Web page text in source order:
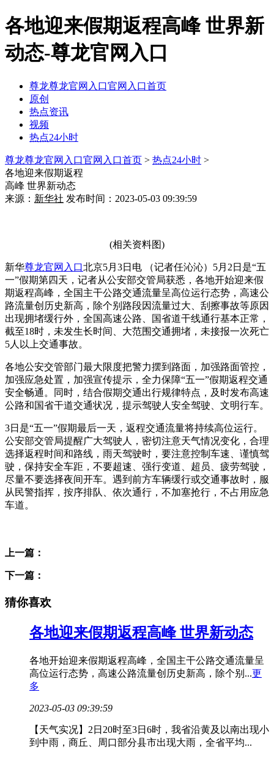
各地迎来假期返程高峰 世界新
动态-尊龙官网入口
尊龙尊龙官网入口官网入口首页
原创
热点资讯
视频
热点24小时
尊龙尊龙官网入口官网入口首页 > 热点24小时 >
各地迎来假期返程
高峰 世界新动态
来源： 新华社 发布时间：2023-05-03 09:39:59
(相关资料图)
新华尊龙官网入口北京5月3日电 （记者任沁沁）5月2日是“五
一”假期第四天，记者从公安部交管局获悉，各地开始迎来假
期返程高峰，全国主干公路交通流量呈高位运行态势，高速公
路流量创历史新高，除个别路段因流量过大、刮擦事故等原因
出现拥堵缓行外，全国高速公路、国省道干线通行基本正常，
截至18时，未发生长时间、大范围交通拥堵，未接报一次死亡
5人以上交通事故。
各地公安交管部门最大限度把警力摆到路面，加强路面管控，
加强应急处置，加强宣传提示，全力保障“五一”假期返程交通
安全畅通。同时，结合假期交通出行规律特点，及时发布高速
公路和国省干道交通状况，提示驾驶人安全驾驶、文明行车。
3日是“五一”假期最后一天，返程交通流量将持续高位运行。
公安部交管局提醒广大驾驶人，密切注意天气情况变化，合理
选择返程时间和路线，雨天驾驶时，要注意控制车速、谨慎驾
驶，保持安全车距，不要超速、强行变道、超员、疲劳驾驶，
尽量不要选择夜间开车。遇到前方车辆缓行或交通事故时，服
从民警指挥，按序排队、依次通行，不加塞抢行，不占用应急
车道。
上一篇：
下一篇：
猜你喜欢
各地迎来假期返程高峰 世界新动态
各地开始迎来假期返程高峰，全国主干公路交通流量呈
高位运行态势，高速公路流量创历史新高，除个别...更
多
2023-05-03 09:39:59
【天气实况】2日20时至3日6时，我省沿黄及以南出现小
到中雨，商丘、周口部分县市出现大雨，全省平均...